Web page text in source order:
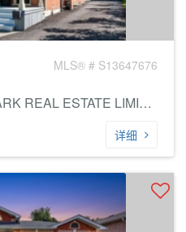
MLS® # S13647676
经纪公司: CHESTNUT PARK REAL ESTATE LIMITED
详细